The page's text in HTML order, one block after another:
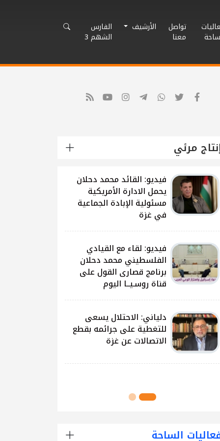
تواصل
معنا
الأرشيف الفارس
الشهم 3
مرئي
شاهد: لقاء القيادي
الفلسطيني محمد دحلان
حول تطورات الحرب
الاسرائيلية
النيرب: اللجنة الوطنية
للشراكة والتنمية بدأت بتوزيع
آلاف الحقائب على الطلبة
اللجنة الوطنية للشراكة
والتنمية تُنفذ مشروع توزيع
محافظة رفح
الساحة